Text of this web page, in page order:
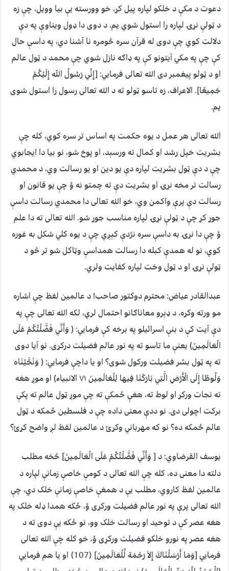
دعوت د مکې د خلکو لپاره پیل کړ، خو وورسته یې بیا وویل، چې زه
د ټولې نړۍ لپاره را استول شوي یم، د دوی دا ډول ویناوې په دې
دلالت کوي چې دوی له قرآن سره څومره نا آشنا دي، په داسې حال
کې چې په مکي آیتونو کې په ډاګه نازل شوي چې محمد د ټول عالم
او د ټولو پیغمبر دی الله تعالی فرمایي: [إِنِّي رَسُولُ اللّه إِلَيْكُمْ
جَمِيعًا]. الاعراف، زه تاسو ټولو ته د الله تعالی رسول را استول شوی
یم.
الله تعالی هر عمل د یوه حکمت په اساس تر سره کوي، کله چې
بشریت خپل رشد او کمال ته ورسېد، او پوخ شو، نو بیا دا ایجابوي
چې د دې ټول بشریت لپاره دې یو دین او یو رسالت وي، د محمدي
رسالت تر مخه نړۍ او بشریت دې ته چمتو نه ؤ چې یو قانون او
رسالت دې پرې واکمن وي، خو الله تعالی دا محمدي رسالت داسې
جوړ کړ چې د ټولې نړۍ لپاره مناسب جوړ شو. الله تعالی ته دا علم
ؤ چې دا نړۍ به داسې سره نژدې کېږي چې د یوه کلي شکل به غوره
کوي، نو له همدې کبله دا رسالت همداسې وټاکل شو تر څو د
ټولې نړۍ او د ټول وخت لپاره کفایت ولري.
عبدالقادر عیاض:محترم دوکتور صاحب! د عالمین لفظ چې اشاره
مو ورته وکړه، د ډېرو معاناګانو احتمال لري، لکه الله تعالی چې په
دې آیت کې د بنې اسرائیلو په برخه کې فرمایي: ( وَأَنِّي فَضَّلْتُكُمْ عَلَی
الْعَالَمِينَ) یعنې ما تاسو ته په نور عالم فضیلت درکړی. نو آیا دوی
ته په ټول بشر فضیلت ورکول شوی؟ او یا داچې فرمایي: ( وَنَجَّيْنَاه
وَلُوطًا إِلَی الْأَرْضِ الَّتِي بَارَكْنَا فِيها لِلْعَالَمِينَ ۷۱ الانبیاء) او موږ هغه
ته نجات ورکړ او لوط ته، هغې ځمکې ته چې موږ ټول عالم ته پکې
برکت اچولی دی. نو ددې معنی داده چې د فلسطین ځمکه د ټول
عالم ځمکه ده؟ نو که مهرباني وکړئ د عالمین لفظ لږ واضح کړئ؟
یوسف القرضاوي:د [ وَأَنِّي فَضَّلْتُكُمْ عَلَی الْعَالَمِينَ] څخه مطلب
دلته دا معنی ده، کله چې الله تعالی د کومې خاصې زمانې لپاره د
عالمین لفظ کاروي، مطلب یې د همغې خاصې زمانې خلک دي، چې
الله تعالی پرې په نور عالم فضیلت ورکړی ؤ، ځکه همدا ډله خلک په
هغه عصر کې د توحید او رسالت خلک وو، نو ځکه یې دوی ته د
هغه عصر په نورو خلکو فضیلت ورکړی ؤ، خو کله چې الله تعالی
فرمایي [وَمَا أَرْسَلْنَاكَ إِلاَ رَحْمَة لِّلْعَالَمِينَ] ﴿107﴾ او یا هم فرمایي